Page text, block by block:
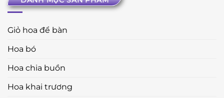
Giỏ hoa để bàn
Hoa bó
Hoa chia buồn
Hoa khai trương